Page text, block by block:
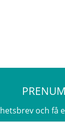
och få